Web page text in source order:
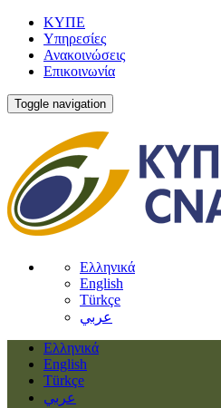
ΚΥΠΕ
Υπηρεσίες
Ανακοινώσεις
Επικοινωνία
Toggle navigation
Ελληνικά
English
Türkçe
عربي
Ελληνικά
English
Türkçe
عربي